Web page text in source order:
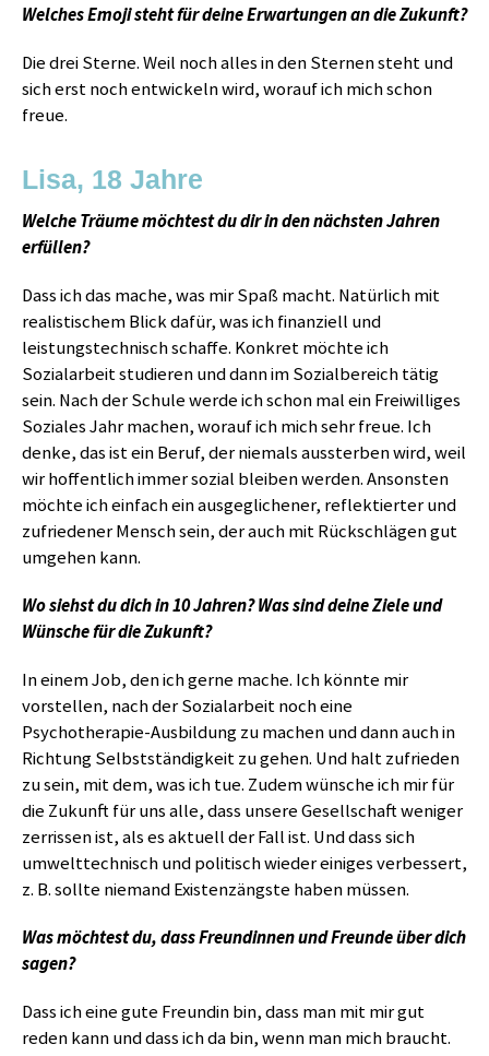
Welches Emoji steht für deine Erwartungen an die Zukunft?
Die drei Sterne. Weil noch alles in den Sternen steht und
sich erst noch entwickeln wird, worauf ich mich schon
freue.
Lisa, 18 Jahre
Welche Träume möchtest du dir in den nächsten Jahren
erfüllen?
Dass ich das mache, was mir Spaß macht. Natürlich mit
realistischem Blick dafür, was ich finanziell und
leistungstechnisch schaffe. Konkret möchte ich
Sozialarbeit studieren und dann im Sozialbereich tätig
sein. Nach der Schule werde ich schon mal ein Freiwilliges
Soziales Jahr machen, worauf ich mich sehr freue. Ich
denke, das ist ein Beruf, der niemals aussterben wird, weil
wir hoffentlich immer sozial bleiben werden. Ansonsten
möchte ich einfach ein ausgeglichener, reflektierter und
zufriedener Mensch sein, der auch mit Rückschlägen gut
umgehen kann.
Wo siehst du dich in 10 Jahren? Was sind deine Ziele und
Wünsche für die Zukunft?
In einem Job, den ich gerne mache. Ich könnte mir
vorstellen, nach der Sozialarbeit noch eine
Psychotherapie-Ausbildung zu machen und dann auch in
Richtung Selbstständigkeit zu gehen. Und halt zufrieden
zu sein, mit dem, was ich tue. Zudem wünsche ich mir für
die Zukunft für uns alle, dass unsere Gesellschaft weniger
zerrissen ist, als es aktuell der Fall ist. Und dass sich
umwelttechnisch und politisch wieder einiges verbessert,
z. B. sollte niemand Existenzängste haben müssen.
Was möchtest du, dass Freundinnen und Freunde über dich
sagen?
Dass ich eine gute Freundin bin, dass man mit mir gut
reden kann und dass ich da bin, wenn man mich braucht.